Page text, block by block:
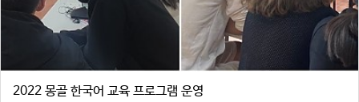
2022 몽골 한국어 교육 프로그램 운영